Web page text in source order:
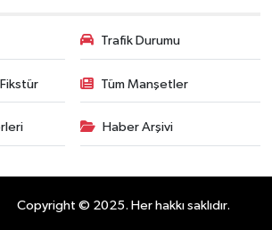
Trafik Durumu
Tüm Manşetler
Haber Arşivi
Copyright © 2025. Her hakkı saklıdır.